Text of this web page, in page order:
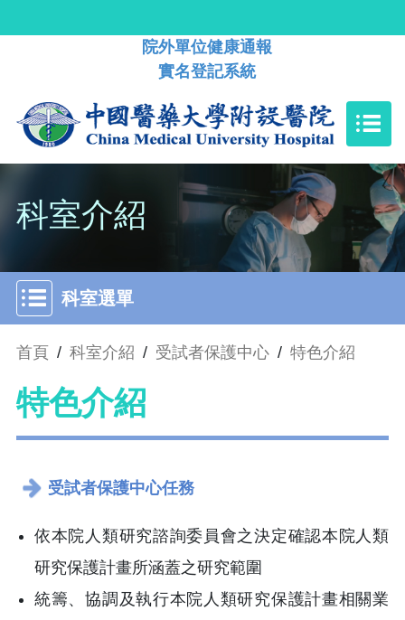
院外單位健康通報
實名登記系統
科室介紹
科室選單
首頁 / 科室介紹 / 受試者保護中心 / 特色介紹
特色介紹
受試者保護中心任務
依本院人類研究諮詢委員會之決定確認本院人類
研究保護計畫所涵蓋之研究範圍
統籌、協調及執行本院人類研究保護計畫相關業